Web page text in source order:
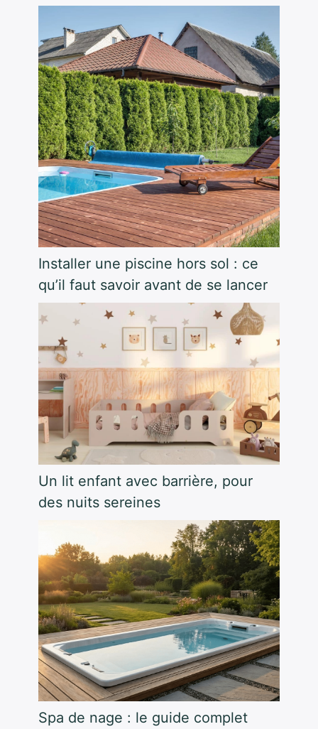
Installer une piscine hors sol : ce
qu’il faut savoir avant de se lancer
Un lit enfant avec barrière, pour
des nuits sereines
Spa de nage : le guide complet